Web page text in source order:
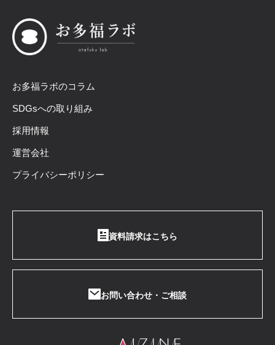
お多福ラボのコラム
SDGsへの取り組み
採用情報
運営会社
プライバシーポリシー
資料請求はこちら
お問い合わせ・ご相談